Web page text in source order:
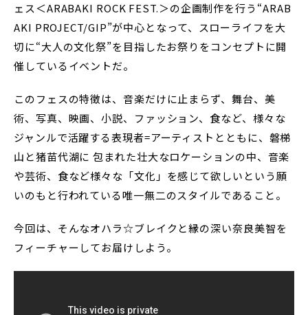
ェス＜ARABAKI ROCK FEST.＞の企画制作を行う“ARAB
AKI PROJECT/GIP”が中心となって、スローライフを大
切に“大人の文化祭”を目指したお祭りをコンセプトに開
催しているイベントだ。
このフェスの特徴は、音楽だけに止まらず、舞台、美
術、写真、映画、小説、ファッション、食など、様々な
ジャンルで活躍する表現者=アーティストとともに、磐梯
山と猪苗代湖に 包まれた壮大なロケーションの中、音楽
や芸術、食など様々な「文化」を感じて欲しいという願
いのもと行われている唯一無二のスタイルであること。
今回は、そんなオハラ☆ブレイクと縁の深い奈良美智を
フィーチャーしてお届けしよう。